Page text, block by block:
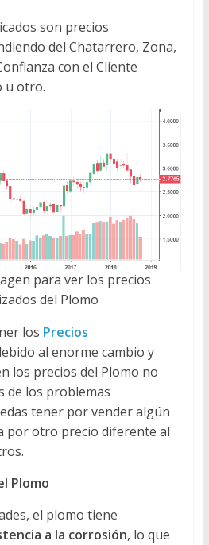
son precios
del Chatarrero, Zona,
con el Cliente
u otro.
para ver los precios
del Plomo
los Precios
al enorme cambio y
los precios del Plomo no
de los problemas
tener por vender algún
por otro precio diferente al
Plomo
el plomo tiene
a la corrosión, lo que